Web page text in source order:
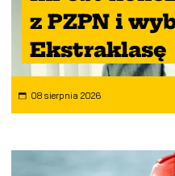
z PZPN i
Ekstraklasę
08 sierpnia 2026